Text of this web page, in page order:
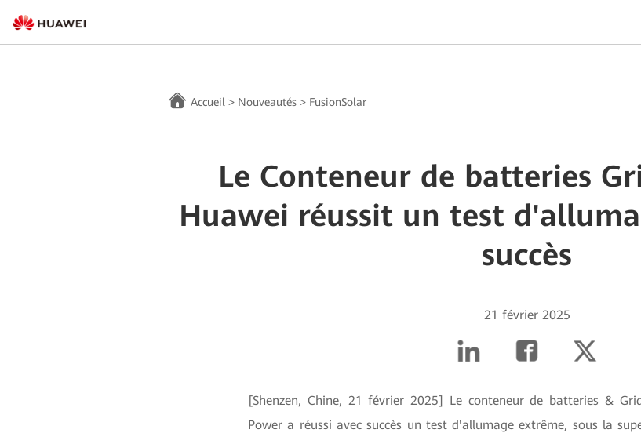
Accueil > Nouveautés > FusionSolar
Le Conteneur de batteries
Huawei réussit un test
succès
21 février 2025
[Shenzen, Chine, 21 février 2025] Le conteneur de batteries &
Power a réussi avec succès un test d'allumage extrême, sous la